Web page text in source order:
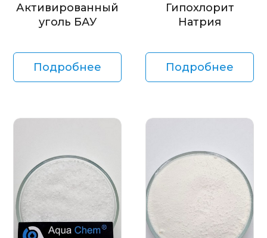
Активированный
уголь БАУ
Подробнее
Гипохлорит
Натрия
Подробнее